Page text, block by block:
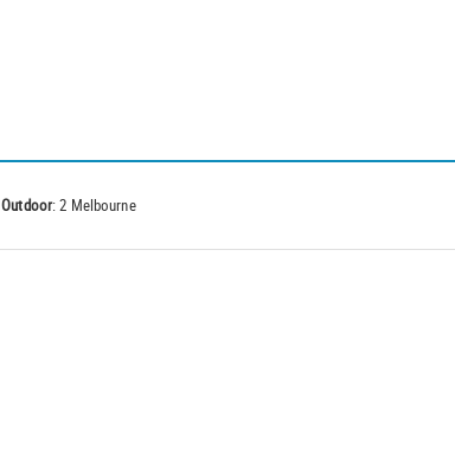
Outdoor: 2 Melbourne